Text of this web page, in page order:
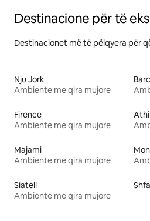
Destinacione për të
Destinacionet më të pëlqyera për
Nju Jork
Ambiente me qira mujore
Firence
Ambiente me qira mujore
Majami
Ambiente me qira mujore
Siatëll
Ambiente me qira mujore